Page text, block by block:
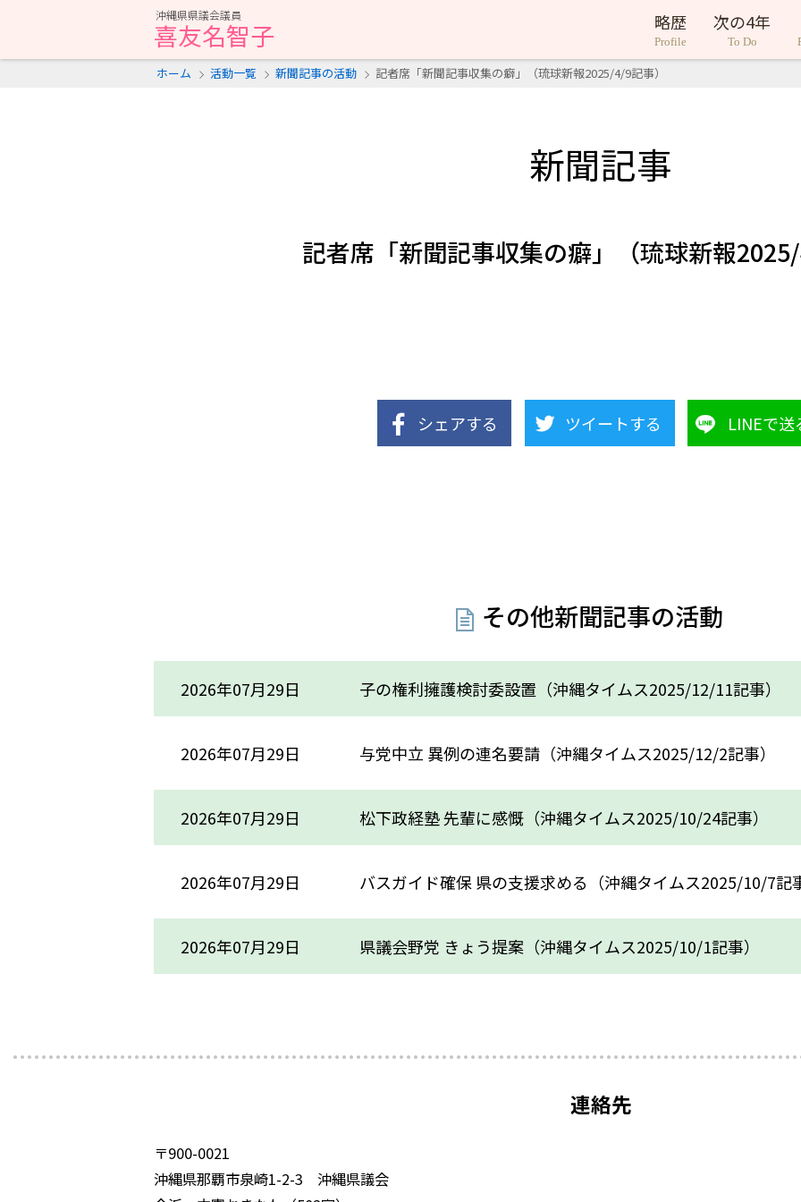
沖縄県県議会議員
喜友名智子 略歴
Profile
次の4年
To Do
ホーム 活動一覧 新聞記事の活動 記者席「新聞記事収集の癖」（琉球新報2025/4/9記事）
新聞記事
記者席「新聞記事収集の癖」（琉球新報
シェアする ツイートする LINEで送
その他新聞記事の活動
2026年07月29日 子の権利擁護検討委設置（沖縄タイムス2025/12/11記事）
2026年07月29日 与党中立 異例の連名要請（沖縄タイムス2025/12/2記事）
2026年07月29日 松下政経塾 先輩に感慨（沖縄タイムス2025/10/24記事）
2026年07月29日 バスガイド確保 県の支援求める（沖縄タイムス2025/10/7記
2026年07月29日 県議会野党 きょう提案（沖縄タイムス2025/10/1記事）
連絡先
〒900-0021
沖縄県那覇市泉崎1-2-3 沖縄県議会